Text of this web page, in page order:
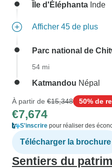
Île d'Éléphanta Inde
Afficher 45 de plus
Parc national de
54 mi
Katmandou Népal
À partir de €15,348 50% de
€7,674
S'inscrire pour réaliser des
Télécharger la brochure
Sentiers du